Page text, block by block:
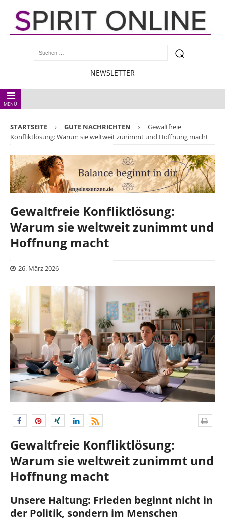
NEWSLETTER
MENÜ
STARTSEITE GUTE NACHRICHTEN
Gewaltfreie
Konfliktlösung: Warum sie weltweit zunimmt und Hoffnung macht
Gewaltfreie Konfliktlösung:
Warum sie weltweit zunimmt und
Hoffnung macht
26. März 2026
Gewaltfreie Konfliktlösung:
Warum sie weltweit zunimmt und
Hoffnung macht
Unsere Haltung: Frieden beginnt nicht in
der Politik, sondern im Menschen